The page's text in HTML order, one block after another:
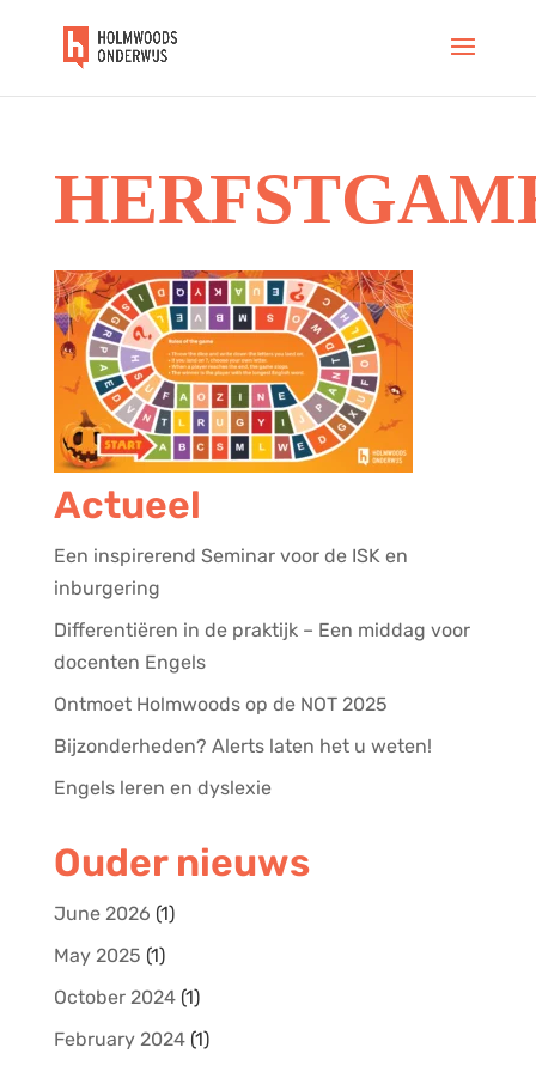
Actueel
Een inspirerend Seminar voor de ISK en
inburgering
Differentiëren in de praktijk – Een middag voor
docenten Engels
Ontmoet Holmwoods op de NOT 2025
Bijzonderheden? Alerts laten het u weten!
Engels leren en dyslexie
Ouder nieuws
June 2026 (1)
May 2025 (1)
October 2024(1)
February 2024(1)